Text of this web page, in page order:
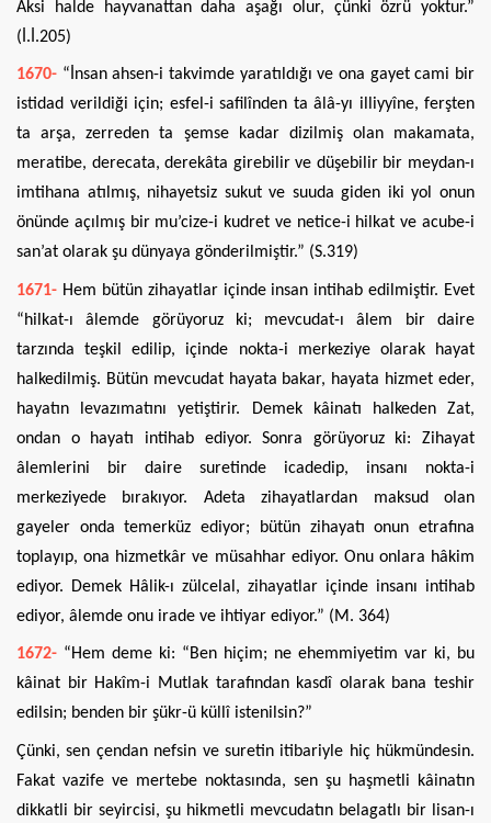
Aksi halde hayvanattan daha aşağı olur, çünki özrü yoktur.”
(İ.İ.205)
1670- “İnsan ahsen-i takvimde yaratıldığı ve ona gayet cami bir
istidad verildiği için; esfel-i safilînden ta âlâ-yı illiyyîne, ferşten
ta arşa, zerreden ta şemse kadar dizilmiş olan makamata,
meratibe, derecata, derekâta girebilir ve düşebilir bir meydan-ı
imtihana atılmış, nihayetsiz sukut ve suuda giden iki yol onun
önünde açılmış bir mu’cize-i kudret ve netice-i hilkat ve acube-i
san’at olarak şu dünyaya gönderilmiştir.” (S.319)
1671- Hem bütün zihayatlar içinde insan intihab edilmiştir. Evet
“hilkat-ı âlemde görüyoruz ki; mevcudat-ı âlem bir daire
tarzında teşkil edilip, içinde nokta-i merkeziye olarak hayat
halkedilmiş. Bütün mevcudat hayata bakar, hayata hizmet eder,
hayatın levazımatını yetiştirir. Demek kâinatı halkeden Zat,
ondan o hayatı intihab ediyor. Sonra görüyoruz ki: Zihayat
âlemlerini bir daire suretinde icadedip, insanı nokta-i
merkeziyede bırakıyor. Adeta zihayatlardan maksud olan
gayeler onda temerküz ediyor; bütün zihayatı onun etrafına
toplayıp, ona hizmetkâr ve müsahhar ediyor. Onu onlara hâkim
ediyor. Demek Hâlik-ı zülcelal, zihayatlar içinde insanı intihab
ediyor, âlemde onu irade ve ihtiyar ediyor.” (M. 364)
1672- “Hem deme ki: “Ben hiçim; ne ehemmiyetim var ki, bu
kâinat bir Hakîm-i Mutlak tarafından kasdî olarak bana teshir
edilsin; benden bir şükr-ü küllî istenilsin?”
Çünki, sen çendan nefsin ve suretin itibariyle hiç hükmündesin.
Fakat vazife ve mertebe noktasında, sen şu haşmetli kâinatın
dikkatli bir seyircisi, şu hikmetli mevcudatın belagatlı bir lisan-ı